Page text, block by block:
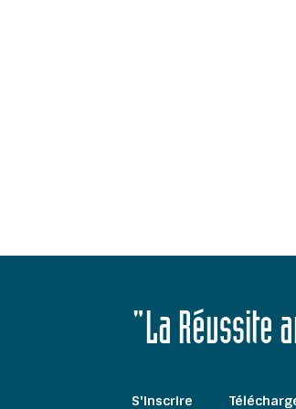
"La Réussite
S'inscrire